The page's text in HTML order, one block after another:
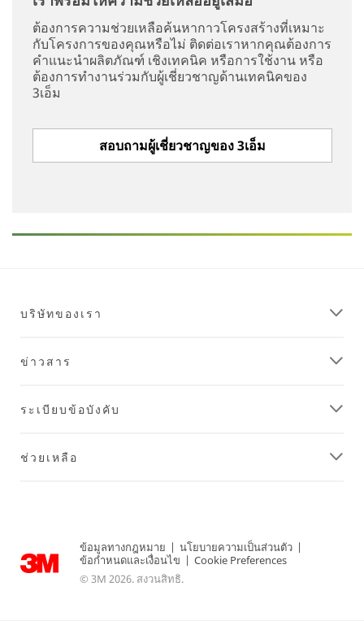
ต้องการความช่วยเหลือค้นหากาวโครงสร้างที่เหมาะ
กับโครงการของคุณหรือไม่ ติดต่อเราหากคุณต้องการ
คำแนะนำผลิตภัณฑ์ เชิงเทคนิค หรือการใช้งาน หรือ
ต้องการทำงานร่วมกับผู้เชี่ยวชาญด้านเทคนิคของ
3เอ็ม
สอบถามผู้เชี่ยวชาญของ 3เอ็ม
บริษัทของเรา
ข่าวสาร
ระเบียบข้อบังคับ
ช่วยเหลือ
ข้อมูลทางกฎหมาย | นโยบายความเป็นส่วนตัว |
ข้อกำหนดและเงื่อนไข | Cookie Preferences
© 3M 2026. สงวนสิทธิ.